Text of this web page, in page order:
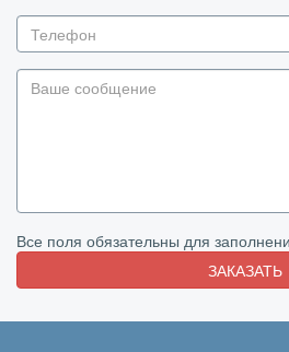
Все поля обязательны для
ЗАКАЗАТЬ